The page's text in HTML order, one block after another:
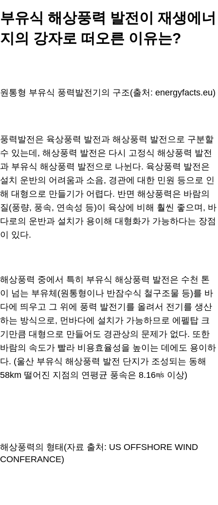
부유식 해상풍력 발전이 재생에너
지의 강자로 떠오른 이유는?
원통형 부유식 풍력발전기의 구조(출처: energyfacts.eu)
풍력발전은 육상풍력 발전과 해상풍력 발전으로 구분할
수 있는데, 해상풍력 발전은 다시 고정식 해상풍력 발전
과 부유식 해상풍력 발전으로 나뉜다. 육상풍력 발전은
설치 운반의 어려움과 소음, 경관에 대한 민원 등으로 인
해 대형으로 만들기가 어렵다. 반면 해상풍력은 바람의
질(풍량, 풍속, 연속성 등)이 육상에 비해 훨씬 좋으며, 바
다로의 운반과 설치가 용이해 대형화가 가능하다는 장점
이 있다.
해상풍력 중에서 특히 부유식 해상풍력 발전은 수천 톤
이 넘는 부유체(원통형이나 반잠수식 철구조물 등)를 바
다에 띄우고 그 위에 풍력 발전기를 올려서 전기를 생산
하는 방식으로, 먼바다에 설치가 가능하므로 에펠탑 크
기만큼 대형으로 만들어도 경관상의 문제가 없다. 또한
바람의 속도가 빨라 비용효율성을 높이는 데에도 용이하
다. (울산 부유식 해상풍력 발전 단지가 조성되는 동해
58km 떨어진 지점의 연평균 풍속은 8.16㎧ 이상)
해상풍력의 형태(자료 출처: US OFFSHORE WIND
CONFERANCE)